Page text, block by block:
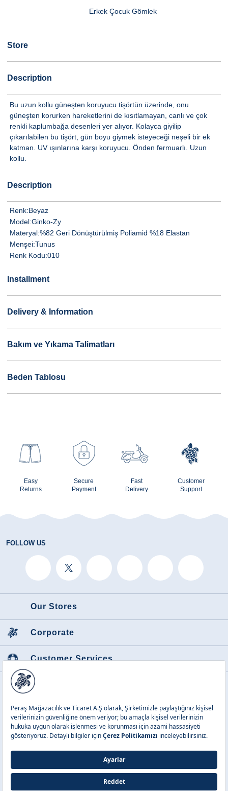
Erkek Çocuk Gömlek
Store
Description
Bu uzun kollu güneşten koruyucu tişörtün üzerinde, onu
güneşten korurken hareketlerini de kısıtlamayan, canlı ve çok
renkli kaplumbağa desenleri yer alıyor. Kolayca giyilip
çıkarılabilen bu tişört, gün boyu giymek isteyeceği neşeli bir ek
katman. UV ışınlarına karşı koruyucu. Önden fermuarlı. Uzun
kollu.
Description
Renk:Beyaz
Model:Ginko-Zy
Materyal:%82 Geri Dönüştürülmiş Poliamid %18 Elastan
Menşei:Tunus
Renk Kodu:010
Installment
Delivery & Information
Bakım ve Yıkama Talimatları
Beden Tablosu
Easy
Returns
Secure
Payment
Fast
Delivery
Customer
Support
FOLLOW US
Our Stores
Corporate
Customer Services
Featured Categories